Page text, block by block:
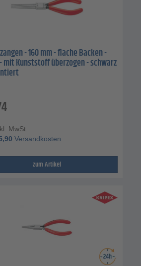
- 160 mm - flache Backen -
mit Kunststoff überzogen - schwarz
MwSt.
Versandkosten
zum Artikel